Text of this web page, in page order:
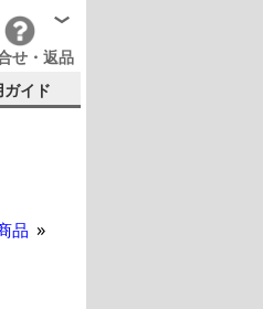
せ・返品
ガイド
品